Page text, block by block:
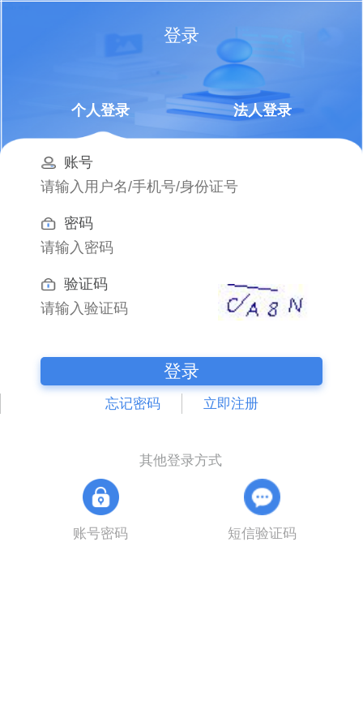
登录
个人登录 法人登录
账号
密码
验证码
登录
忘记密码 立即注册
其他登录方式
账号密码 短信验证码